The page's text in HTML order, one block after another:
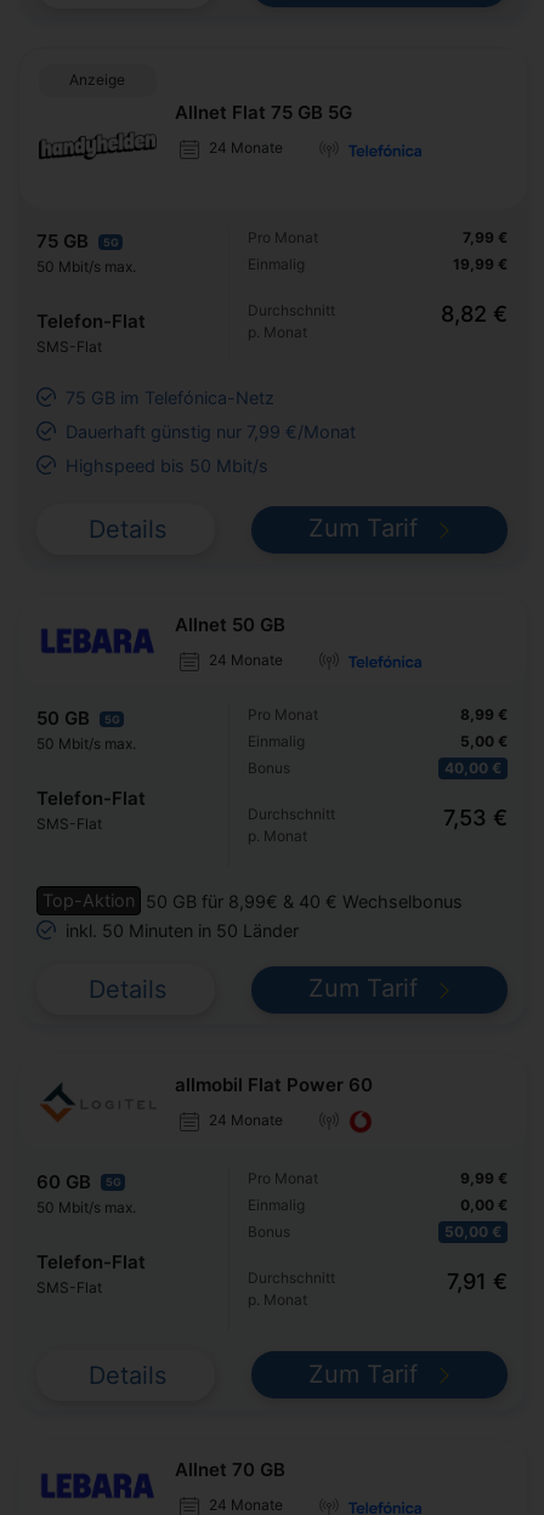
Anzeige
Allnet Flat 75 GB 5G
24 Monate
75 GB 5G
50 Mbit/s max.
Telefon-Flat
SMS-Flat
Pro Monat
Einmalig
7,99 €
19,99 €
Durchschnitt
p. Monat
8,82 €
75 GB im Telefónica-Netz
Dauerhaft günstig nur 7,99 €/Monat
Highspeed bis 50 Mbit/s
Details Zum Tarif
Allnet 50 GB
24 Monate
50 GB 5G
50 Mbit/s max.
Telefon-Flat
SMS-Flat
Pro Monat
Einmalig
Bonus
8,99 €
5,00 €
40,00 €
Durchschnitt
p. Monat
7,53 €
Top-Aktion
50 GB für 8,99€ & 40 € Wechselbonus
inkl. 50 Minuten in 50 Länder
Details Zum Tarif
allmobil Flat Power 60
24 Monate
60 GB 5G
50 Mbit/s max.
Telefon-Flat
SMS-Flat
Pro Monat
Einmalig
Bonus
9,99 €
0,00 €
50,00 €
Durchschnitt
p. Monat
7,91 €
Details Zum Tarif
Allnet 70 GB
24 Monate